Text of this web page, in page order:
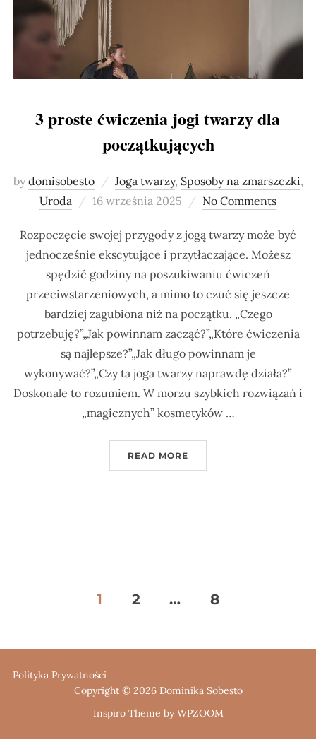
3 proste ćwiczenia jogi twarzy dla
początkujących
bydomisobesto Joga twarzy, Sposoby na zmarszczki,
Uroda
Posted
16 września 2025 No Comments
Rozpoczęcie swojej przygody z jogą twarzy może być
jednocześnie ekscytujące i przytłaczające. Możesz
spędzić godziny na poszukiwaniu ćwiczeń
przeciwstarzeniowych, a mimo to czuć się jeszcze
bardziej zagubiona niż na początku. „Czego
potrzebuję?”„Jak powinnam zacząć?”„Które ćwiczenia
są najlepsze?”„Jak długo powinnam je
wykonywać?”„Czy ta joga twarzy naprawdę działa?”
Doskonale to rozumiem. W morzu szybkich rozwiązań i
„magicznych” kosmetyków …
READ MORE
Stronicowanie
1 2 … 8
Polityka Prywatności
Copyright © 2026 Dominika Sobesto
Inspiro Theme byWPZOOM